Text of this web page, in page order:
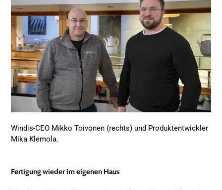
Windis-CEO Mikko Toivonen (rechts) und Produktentwickler
Mika Klemola.
Fertigung wieder im eigenen Haus